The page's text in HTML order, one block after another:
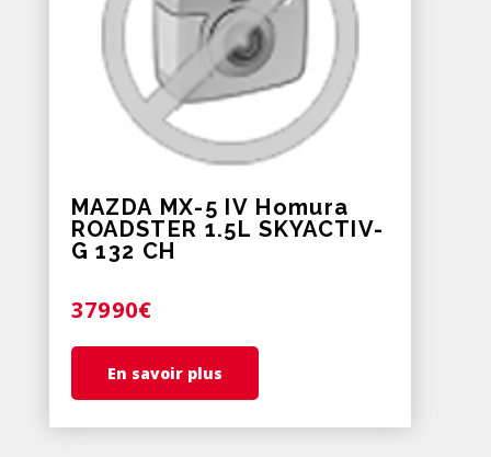
MAZDA MX-5 IV Homura
ROADSTER 1.5L SKYACTIV-
G 132 CH
37990€
En savoir plus